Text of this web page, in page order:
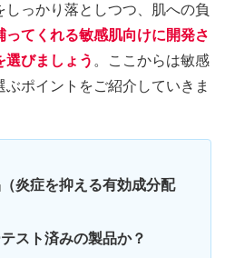
っかり落としつつ、肌への負
ってくれる敏感肌向けに開発さ
選びましょう 。ここからは敏感
ポイントをご紹介していきま
炎症を抑える有効成分配
スト済みの製品か？